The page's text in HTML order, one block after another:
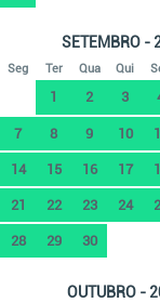
SETEMBRO -
Seg Ter Qua Qui
1 2 3
7 8 9 10
14 15 16 17
21 22 23 24
28 29 30
OUTUBRO -